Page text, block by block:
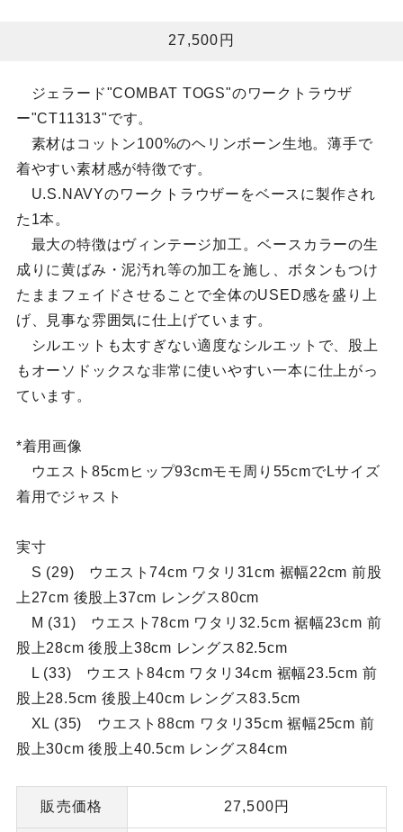
27,500円
ジェラード"COMBAT TOGS"のワークトラウザ
ー"CT11313"です。
素材はコットン100%のヘリンボーン生地。薄手で
着やすい素材感が特徴です。
U.S.NAVYのワークトラウザーをベースに製作され
た1本。
最大の特徴はヴィンテージ加工。ベースカラーの生
成りに黄ばみ・泥汚れ等の加工を施し、ボタンもつけ
たままフェイドさせることで全体のUSED感を盛り上
げ、見事な雰囲気に仕上げています。
シルエットも太すぎない適度なシルエットで、股上
もオーソドックスな非常に使いやすい一本に仕上がっ
ています。
*着用画像
ウエスト85cmヒップ93cmモモ周り55cmでLサイズ
着用でジャスト
実寸
S (29) ウエスト74cm ワタリ31cm 裾幅22cm 前股
上27cm 後股上37cm レングス80cm
M (31) ウエスト78cm ワタリ32.5cm 裾幅23cm 前
股上28cm 後股上38cm レングス82.5cm
L (33) ウエスト84cm ワタリ34cm 裾幅23.5cm 前
股上28.5cm 後股上40cm レングス83.5cm
XL (35) ウエスト88cm ワタリ35cm 裾幅25cm 前
股上30cm 後股上40.5cm レングス84cm
販売価格 27,500円